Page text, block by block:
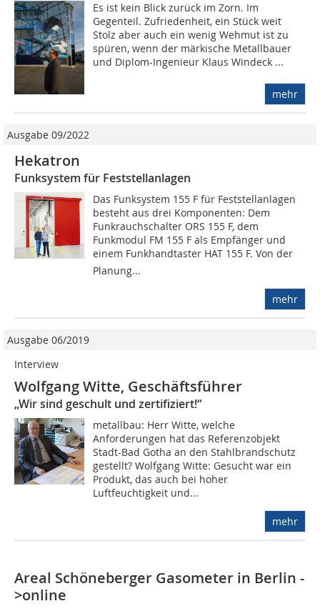
Es ist kein Blick zurück im Zorn. Im
Gegenteil. Zufriedenheit, ein Stück weit
Stolz aber auch ein wenig Wehmut ist zu
spüren, wenn der märkische Metallbauer
und Diplom-Ingenieur Klaus Windeck ...
mehr
Ausgabe 09/2022
Hekatron
Funksystem für Feststellanlagen
Das Funksystem 155 F für Feststellanlagen
besteht aus drei Komponenten: Dem
Funkrauchschalter ORS 155 F, dem
Funkmodul FM 155 F als Empfänger und
einem Funkhandtaster HAT 155 F. Von der
Planung...
mehr
Ausgabe 06/2019
Interview
Wolfgang Witte, Geschäftsführer
„Wir sind geschult und zertifiziert!“
metallbau: Herr Witte, welche
Anforderungen hat das Referenzobjekt
Stadt-Bad Gotha an den Stahlbrandschutz
gestellt? Wolfgang Witte: Gesucht war ein
Produkt, das auch bei hoher
Luftfeuchtigkeit und...
mehr
Areal Schöneberger Gasometer in Berlin -
>online